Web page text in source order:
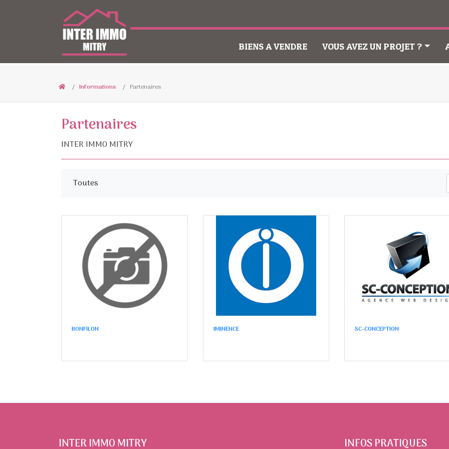
BIENS A VENDRE VOUS AVEZ UN PROJET ?
Informations Partenaires
Partenaires
INTER IMMO MITRY
Toutes
BONFILON IMINENCE SC-CONCEPTION
INTER IMMO MITRY INFOS PRATIQUES